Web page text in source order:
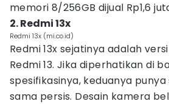
memori 8/256GB dijual Rp1,6
2. Redmi 13x
Redmi 13x (mi.co.id)
Redmi 13x sejatinya adalah
Redmi 13. Jika diperhatikan di
spesifikasinya, keduanya
sama persis. Desain kamera